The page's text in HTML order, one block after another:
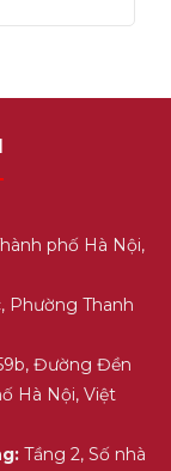
phố Hà Nội,
Phường Thanh
Đường Đền
Hà Nội, Việt
Tầng 2, Số nhà